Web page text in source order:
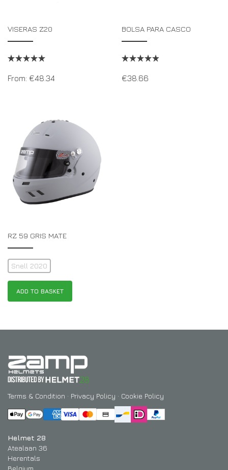
VISERAS Z20
From: €48.34
BOLSA PARA CASCO
€38.66
RZ 59 GRIS MATE
Snell 2020
ADD TO BASKET
Terms & Condition · Privacy Policy · Cookie Policy
Helmet 28
Atealaan 36
Herentals
Belgium